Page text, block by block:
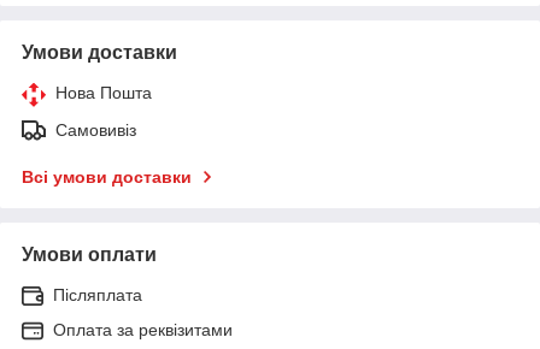
Умови доставки
Нова Пошта
Самовивіз
Всі умови доставки
Умови оплати
Післяплата
Оплата за реквізитами